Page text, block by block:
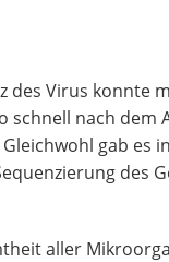
Virus konnte
schnell nach
gab es
des
aller